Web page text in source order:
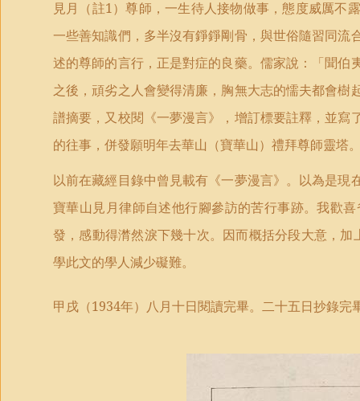
見月（註1）尊師，一生待人接物做事，態度威厲不
一些善知識們，多半沒有錚錚剛骨，與世俗隨習同
述的尊師的言行，正是對症的良藥。儒家說：「聞
之後，頑劣之人會變得清廉，胸無大志的懦夫都會
譜摘要，又校閱《一夢漫言》，增訂標要註釋，並
的往事，併發願明年去華山（寶華山）禮拜尊師靈塔
以前在藏經目錄中曾見載有《一夢漫言》。以為是
寶華山見月律師自述他行腳參訪的苦行事跡。我歡
發，感動得潸然淚下幾十次。因而概括分段大意，
學此文的學人減少礙難。
甲戌（1934年）八月十日閱讀完畢。二十五日抄錄完